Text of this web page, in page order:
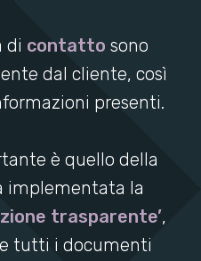
di contatto sono
dal cliente, così
presenti.
è quello della
implementata la
trasparente’,
tutti i documenti